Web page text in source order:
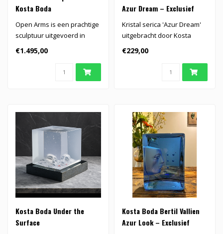
Kosta Boda
Open Arms is een prachtige
sculptuur uitgevoerd in
zuiver blauw kristal naar
€1.495,00
Azur Dream – Exclusief
handgemaakt kristallen
kunstobject
Kristal serica 'Azur Dream'
uitgebracht door Kosta
Boda.
€229,00
Kosta Boda Under the
Surface
Kosta Boda Bertil Vallien
Azur Look – Exclusief